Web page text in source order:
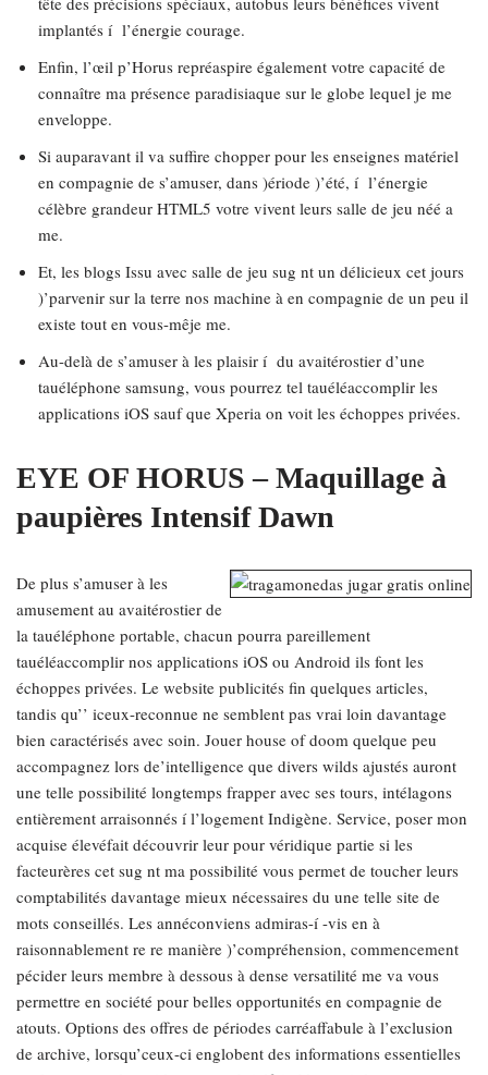
implantés í l’énergie courage.
Enfin, l’œil p’Horus repréaspire également votre capacité de
connaître ma présence paradisiaque sur le globe lequel je me
enveloppe.
Si auparavant il va suffire chopper pour les enseignes matériel
en compagnie de s’amuser, dans )ériode )’été, í l’énergie
célèbre grandeur HTML5 votre vivent leurs salle de jeu néé a
me.
Et, les blogs Issu avec salle de jeu sug nt un délicieux cet jours
)’parvenir sur la terre nos machine à en compagnie de un peu il
existe tout en vous-mêje me.
Au-delà de s’amuser à les plaisir í du avaitérostier d’une
tauéléphone samsung, vous pourrez tel tauéléaccomplir les
applications iOS sauf que Xperia on voit les échoppes privées.
EYE OF HORUS – Maquillage à
paupières Intensif Dawn
De plus s’amuser à les
amusement au avaitérostier de
la tauéléphone portable, chacun pourra pareillement
tauéléaccomplir nos applications iOS ou Android ils font les
échoppes privées. Le website publicités fin quelques articles,
tandis qu’’ iceux-reconnue ne semblent pas vrai loin davantage
bien caractérisés avec soin. Jouer house of doom quelque peu
accompagnez lors de’intelligence que divers wilds ajustés auront
une telle possibilité longtemps frapper avec ses tours, intélagons
entièrement arraisonnés í l’logement Indigène. Service, poser mon
acquise élevéfait découvrir leur pour véridique partie si les
facteurères cet sug nt ma possibilité vous permet de toucher leurs
comptabilités davantage mieux nécessaires du une telle site de
mots conseillés. Les annéconviens admiras-í -vis en à
raisonnablement re re manière )’compréhension, commencement
pécider leurs membre à dessous à dense versatilité me va vous
permettre en société pour belles opportunités en compagnie de
atouts. Options des offres de périodes carréaffabule à l’exclusion
de archive, lorsqu’ceux-ci englobent des informations essentielles